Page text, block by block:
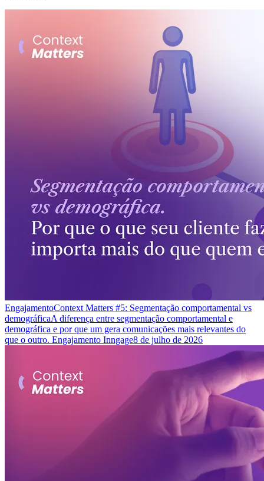
EngajamentoContext Matters #5: Segmentação comportamental vs
demográficaA diferença entre segmentação comportamental e
demográfica e por que um gera comunicações mais relevantes do
que o outro. Engajamento Inngage8 de julho de 2026